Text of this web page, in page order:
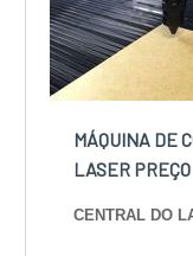
MÁQUINA DE
LASER PREÇO
CENTRAL DO